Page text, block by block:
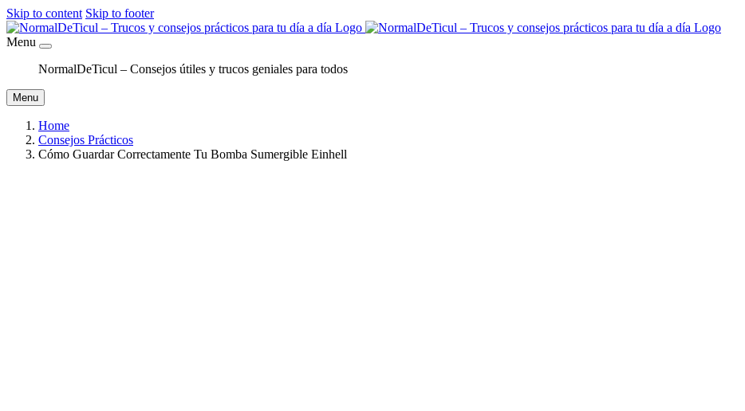
Skip to content Skip to footer
Menu
NormalDeTicul – Consejos útiles y trucos geniales para todos
Menu
Home
Consejos Prácticos
Cómo Guardar Correctamente Tu Bomba Sumergible Einhell